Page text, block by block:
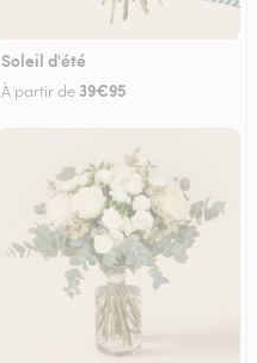
Soleil d'été
À partir de 39€95